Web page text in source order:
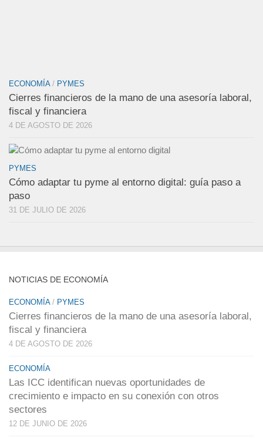
ECONOMÍA/ PYMES
Cierres financieros de la mano de una asesoría laboral,
fiscal y financiera
4 DE AGOSTO DE 2026
PYMES
Cómo adaptar tu pyme al entorno digital: guía paso a
paso
31 DE JULIO DE 2026
NOTICIAS DE ECONOMÍA
ECONOMÍA/ PYMES
Cierres financieros de la mano de una asesoría laboral,
fiscal y financiera
4 DE AGOSTO DE 2026
ECONOMÍA
Las ICC identifican nuevas oportunidades de
crecimiento e impacto en su conexión con otros
sectores
12 DE JUNIO DE 2026